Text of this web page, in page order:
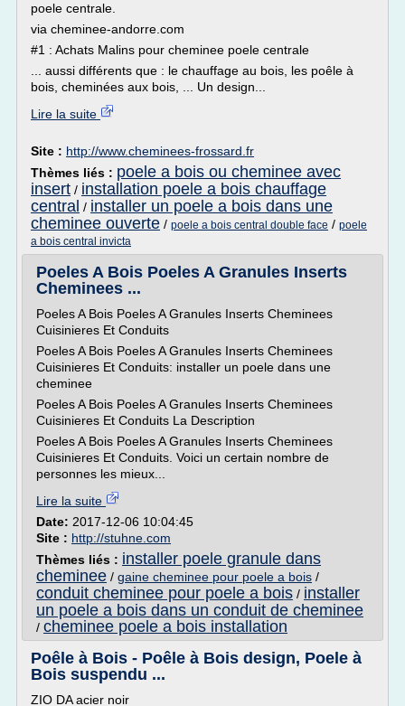
poele centrale.
via cheminee-andorre.com
#1 : Achats Malins pour cheminee poele centrale
... aussi différents que : le chauffage au bois, les poêle à
bois, cheminées aux bois, ... Un design...
Lire la suite
Site : http://www.cheminees-frossard.fr
Thèmes liés : poele a bois ou cheminee avec
insert / installation poele a bois chauffage
central / installer un poele a bois dans une
cheminee ouverte / poele a bois central double face / poele
a bois central invicta
Poeles A Bois Poeles A Granules Inserts
Cheminees ...
Poeles A Bois Poeles A Granules Inserts Cheminees
Cuisinieres Et Conduits
Poeles A Bois Poeles A Granules Inserts Cheminees
Cuisinieres Et Conduits: installer un poele dans une
cheminee
Poeles A Bois Poeles A Granules Inserts Cheminees
Cuisinieres Et Conduits La Description
Poeles A Bois Poeles A Granules Inserts Cheminees
Cuisinieres Et Conduits. Voici un certain nombre de
personnes les mieux...
Lire la suite
Date: 2017-12-06 10:04:45
Site : http://stuhne.com
Thèmes liés : installer poele granule dans
cheminee / gaine cheminee pour poele a bois /
conduit cheminee pour poele a bois / installer
un poele a bois dans un conduit de cheminee
/ cheminee poele a bois installation
Poêle à Bois - Poêle à Bois design, Poele à
Bois suspendu ...
ZIO DA acier noir